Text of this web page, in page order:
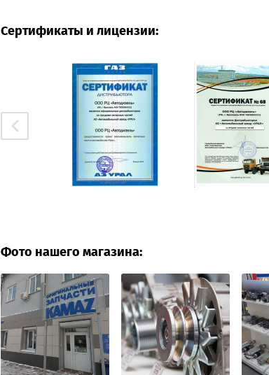
Сертификаты и лицензии:
Фото нашего магазина: